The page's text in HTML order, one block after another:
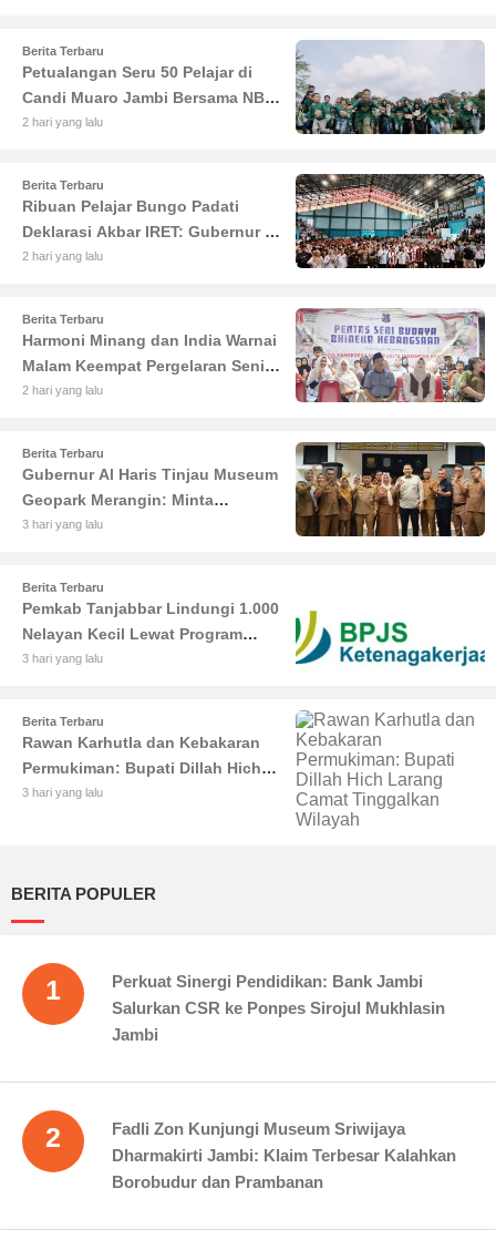
Berita Terbaru
Petualangan Seru 50 Pelajar di
Candi Muaro Jambi Bersama NBT
Coal Group
2 hari yang lalu
Berita Terbaru
Ribuan Pelajar Bungo Padati
Deklarasi Akbar IRET: Gubernur Al
Haris Sentil Bahaya Judi Online
2 hari yang lalu
Berita Terbaru
Harmoni Minang dan India Warnai
Malam Keempat Pergelaran Seni
Budaya di Alun-Alun Kuala
2 hari yang lalu
Berita Terbaru
Gubernur Al Haris Tinjau Museum
Geopark Merangin: Minta
Pengelola Genjot Inovasi dan
3 hari yang lalu
Berita Terbaru
Pemkab Tanjabbar Lindungi 1.000
Nelayan Kecil Lewat Program
BPJS Ketenagakerjaan
3 hari yang lalu
Berita Terbaru
Rawan Karhutla dan Kebakaran
Permukiman: Bupati Dillah Hich
Larang Camat Tinggalkan Wilayah
3 hari yang lalu
BERITA POPULER
1
Perkuat Sinergi Pendidikan: Bank Jambi
Salurkan CSR ke Ponpes Sirojul Mukhlasin
Jambi
2
Fadli Zon Kunjungi Museum Sriwijaya
Dharmakirti Jambi: Klaim Terbesar Kalahkan
Borobudur dan Prambanan